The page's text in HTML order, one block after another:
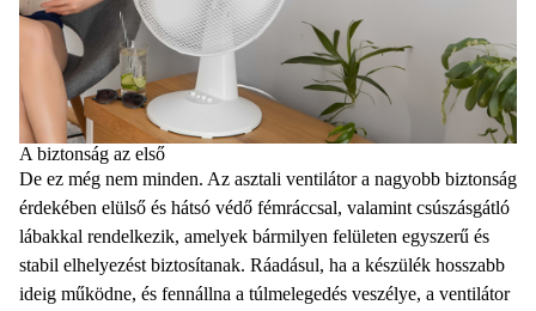
A biztonság az első
De ez még nem minden. Az asztali ventilátor a nagyobb biztonság
érdekében elülső és hátsó védő fémráccsal, valamint csúszásgátló
lábakkal rendelkezik, amelyek bármilyen felületen egyszerű és
stabil elhelyezést biztosítanak. Ráadásul, ha a készülék hosszabb
ideig működne, és fennállna a túlmelegedés veszélye, a ventilátor